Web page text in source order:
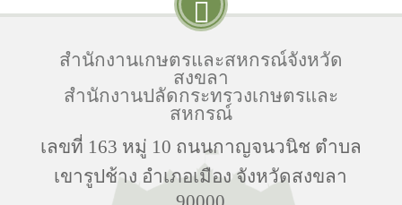
สำนักงานเกษตรและสหกรณ์จังหวัด
สงขลา
สำนักงานปลัดกระทรวงเกษตรและ
สหกรณ์
เลขที่ 163 หมู่ 10 ถนนกาญจนวนิช ตำบล
เขารูปช้าง อำเภอเมือง จังหวัดสงขลา